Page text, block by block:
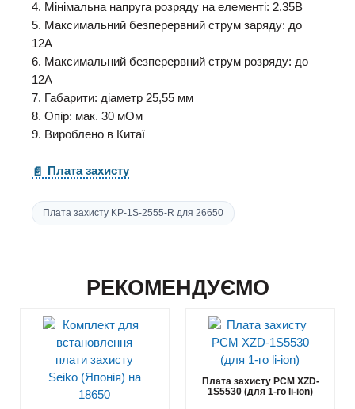
4. Мінімальна напруга розряду на елементі: 2.35В
5. Максимальний безперервний струм заряду: до
12A
6. Максимальний безперервний струм розряду: до
12А
7. Габарити: діаметр 25,55 мм
8. Опір: мак. 30 мОм
9. Вироблено в Китаї
Плата захисту
Плата захисту KP-1S-2555-R для 26650
РЕКОМЕНДУЄМО
Плата захисту PCM XZD-
1S5530 (для 1-го li-ion)